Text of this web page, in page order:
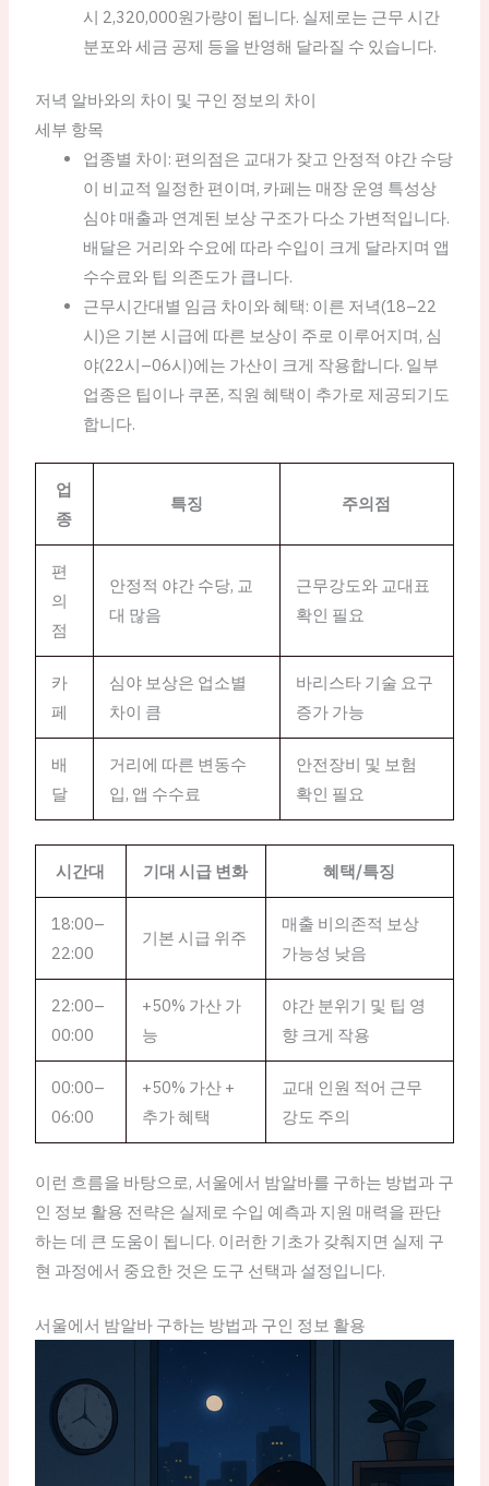
시 2,320,000원가량이 됩니다. 실제로는 근무 시간
분포와 세금 공제 등을 반영해 달라질 수 있습니다.
저녁 알바와의 차이 및 구인 정보의 차이
세부 항목
업종별 차이: 편의점은 교대가 잦고 안정적 야간 수당
이 비교적 일정한 편이며, 카페는 매장 운영 특성상
심야 매출과 연계된 보상 구조가 다소 가변적입니다.
배달은 거리와 수요에 따라 수입이 크게 달라지며 앱
수수료와 팁 의존도가 큽니다.
근무시간대별 임금 차이와 혜택: 이른 저녁(18–22
시)은 기본 시급에 따른 보상이 주로 이루어지며, 심
야(22시–06시)에는 가산이 크게 작용합니다. 일부
업종은 팁이나 쿠폰, 직원 혜택이 추가로 제공되기도
합니다.
업
종
특징 주의점
편
의
점
안정적 야간 수당, 교
대 많음
근무강도와 교대표
확인 필요
카
페
심야 보상은 업소별
차이 큼
바리스타 기술 요구
증가 가능
배
달
거리에 따른 변동수
입, 앱 수수료
안전장비 및 보험
확인 필요
시간대 기대 시급 변화 혜택/특징
18:00–
22:00
기본 시급 위주
매출 비의존적 보상
가능성 낮음
22:00–
00:00
+50% 가산 가
능
야간 분위기 및 팁 영
향 크게 작용
00:00–
06:00
+50% 가산 +
추가 혜택
교대 인원 적어 근무
강도 주의
이런 흐름을 바탕으로, 서울에서 밤알바를 구하는 방법과 구
인 정보 활용 전략은 실제로 수입 예측과 지원 매력을 판단
하는 데 큰 도움이 됩니다. 이러한 기초가 갖춰지면 실제 구
현 과정에서 중요한 것은 도구 선택과 설정입니다.
서울에서 밤알바 구하는 방법과 구인 정보 활용